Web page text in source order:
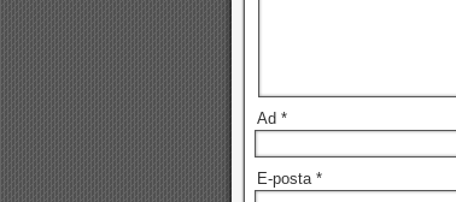
Ad *
E-posta *